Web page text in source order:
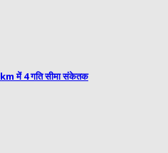
में 4 गति सीमा संकेतक